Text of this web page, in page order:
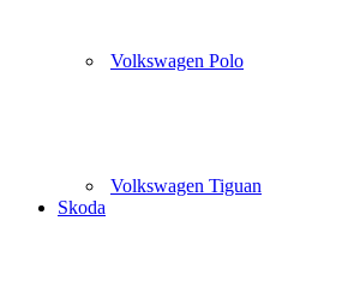
Volkswagen Polo
Volkswagen Tiguan
Skoda